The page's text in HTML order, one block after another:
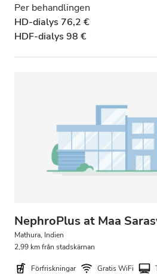
Per behandlingen
HD-dialys 76,2 €
HDF-dialys 98 €
NephroPlus at Maa
Mathura, Indien
2,99 km från stadskärnan
Förfriskningar Gratis WiFi